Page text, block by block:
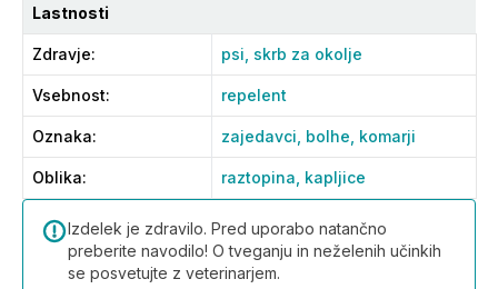
Izdelek je zdravilo. Pred uporabo natančno
preberite navodilo! O tveganju in neželenih učinkih
se posvetujte z veterinarjem.
Lastnosti
Zdravje: psi, skrb za okolje
Vsebnost: repelent
Oznaka: zajedavci, bolhe, komarji
Oblika: raztopina, kapljice